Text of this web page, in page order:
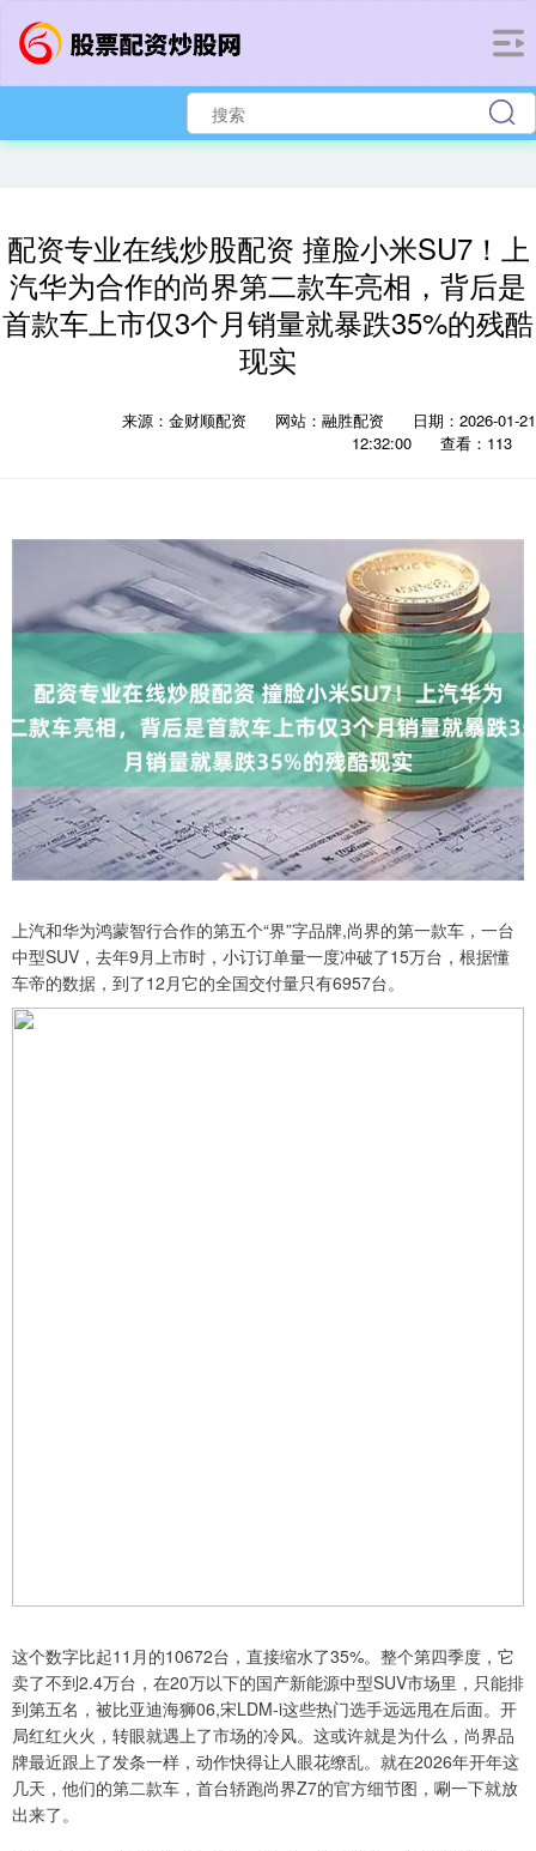
配资专业在线炒股配资 撞脸小米SU7！上
汽华为合作的尚界第二款车亮相，背后是
首款车上市仅3个月销量就暴跌35%的残酷
现实
来源：金财顺配资 网站：融胜配资
日期：2026-01-21
12:32:00
查看：113
上汽和华为鸿蒙智行合作的第五个“界”字品牌,尚界的第一款车，一台
中型SUV，去年9月上市时，小订订单量一度冲破了15万台，根据懂
车帝的数据，到了12月它的全国交付量只有6957台。
这个数字比起11月的10672台，直接缩水了35%。整个第四季度，它
卖了不到2.4万台，在20万以下的国产新能源中型SUV市场里，只能排
到第五名，被比亚迪海狮06,宋LDM-i这些热门选手远远甩在后面。开
局红红火火，转眼就遇上了市场的冷风。这或许就是为什么，尚界品
牌最近跟上了发条一样，动作快得让人眼花缭乱。就在2026年开年这
几天，他们的第二款车，首台轿跑尚界Z7的官方细节图，唰一下就放
出来了。